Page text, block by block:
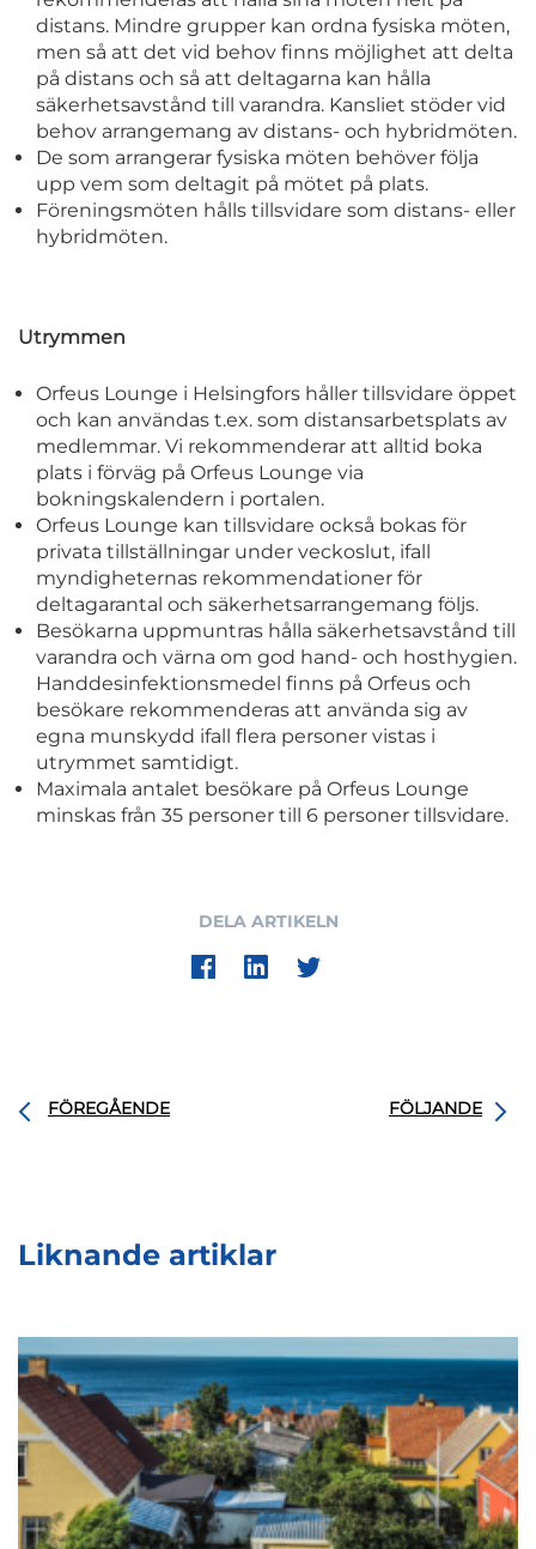
distans. Mindre grupper kan ordna fysiska möten,
men så att det vid behov finns möjlighet att delta
på distans och så att deltagarna kan hålla
säkerhetsavstånd till varandra. Kansliet stöder vid
behov arrangemang av distans- och hybridmöten.
De som arrangerar fysiska möten behöver följa
upp vem som deltagit på mötet på plats.
Föreningsmöten hålls tillsvidare som distans- eller
hybridmöten.
Utrymmen
Orfeus Lounge i Helsingfors håller tillsvidare öppet
och kan användas t.ex. som distansarbetsplats av
medlemmar. Vi rekommenderar att alltid boka
plats i förväg på Orfeus Lounge via
bokningskalendern i portalen.
Orfeus Lounge kan tillsvidare också bokas för
privata tillställningar under veckoslut, ifall
myndigheternas rekommendationer för
deltagarantal och säkerhetsarrangemang följs.
Besökarna uppmuntras hålla säkerhetsavstånd till
varandra och värna om god hand- och hosthygien.
Handdesinfektionsmedel finns på Orfeus och
besökare rekommenderas att använda sig av
egna munskydd ifall flera personer vistas i
utrymmet samtidigt.
Maximala antalet besökare på Orfeus Lounge
minskas från 35 personer till 6 personer tillsvidare.
DELA ARTIKELN
FÖREGÅENDE FÖLJANDE
Liknande artiklar